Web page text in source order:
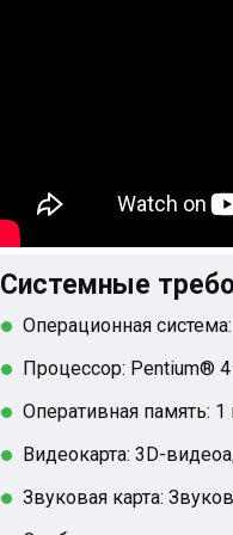
Системные
Операционная
Процессор: Pentium®
Оперативная память: 1
Видеокарта: 3D-
Звуковая карта: